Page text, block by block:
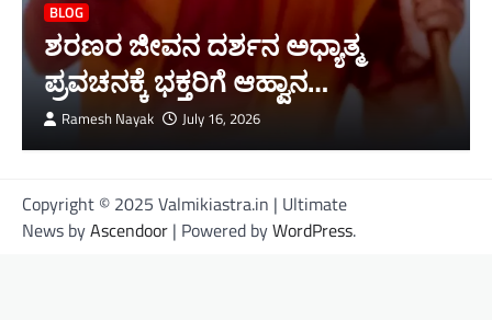
BLOG
ಶರಣರ ಜೀವನ ದರ್ಶನ ಅಧ್ಯಾತ್ಮ
ಪ್ರವಚನಕ್ಕೆ ಭಕ್ತರಿಗೆ ಆಹ್ವಾನ…
Ramesh Nayak July 16, 2026
Copyright © 2025 Valmikiastra.in | Ultimate
News byAscendoor | Powered byWordPress.